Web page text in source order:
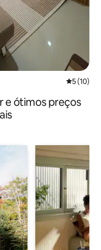
5 de uma
5 (10)
e ótimos preços